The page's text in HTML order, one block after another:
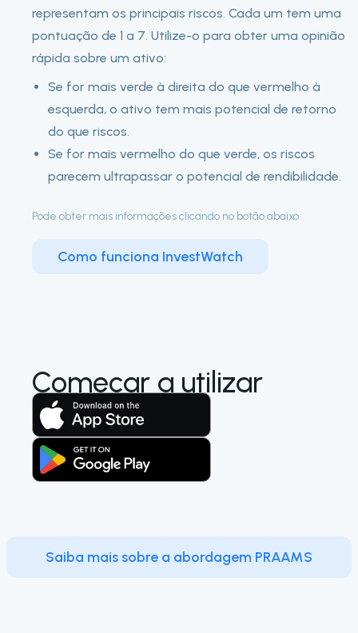
representam os principais riscos. Cada um tem uma
pontuação de 1 a 7. Utilize-o para obter uma opinião
rápida sobre um ativo:
Se for mais verde à direita do que vermelho à
esquerda, o ativo tem mais potencial de retorno
do que riscos.
Se for mais vermelho do que verde, os riscos
parecem ultrapassar o potencial de rendibilidade.
Pode obter mais informações clicando no botão abaixo
Como funciona InvestWatch
Começar a utilizar
Saiba mais sobre a abordagem PRAAMS